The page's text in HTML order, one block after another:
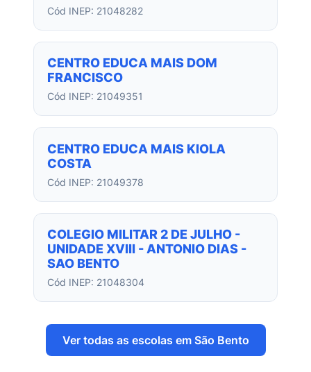
Cód INEP: 21048282
CENTRO EDUCA MAIS DOM
FRANCISCO
Cód INEP: 21049351
CENTRO EDUCA MAIS KIOLA
COSTA
Cód INEP: 21049378
COLEGIO MILITAR 2 DE JULHO -
UNIDADE XVIII - ANTONIO DIAS -
SAO BENTO
Cód INEP: 21048304
Ver todas as escolas em São Bento